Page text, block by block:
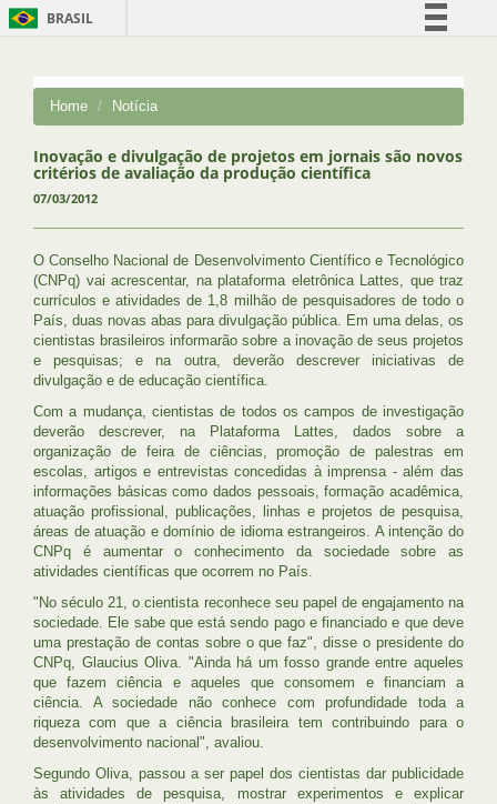
BRASIL
Comunica BR
Acesso à informação
Home Notícia
Inovação e divulgação de projetos em jornais são novos
critérios de avaliação da produção científica
07/03/2012
O Conselho Nacional de Desenvolvimento Científico e Tecnológico
(CNPq) vai acrescentar, na plataforma eletrônica Lattes, que traz
currículos e atividades de 1,8 milhão de pesquisadores de todo o
País, duas novas abas para divulgação pública. Em uma delas, os
cientistas brasileiros informarão sobre a inovação de seus projetos
e pesquisas; e na outra, deverão descrever iniciativas de
divulgação e de educação científica.
Com a mudança, cientistas de todos os campos de investigação
deverão descrever, na Plataforma Lattes, dados sobre a
organização de feira de ciências, promoção de palestras em
escolas, artigos e entrevistas concedidas à imprensa - além das
informações básicas como dados pessoais, formação acadêmica,
atuação profissional, publicações, linhas e projetos de pesquisa,
áreas de atuação e domínio de idioma estrangeiros. A intenção do
CNPq é aumentar o conhecimento da sociedade sobre as
atividades científicas que ocorrem no País.
"No século 21, o cientista reconhece seu papel de engajamento na
sociedade. Ele sabe que está sendo pago e financiado e que deve
uma prestação de contas sobre o que faz", disse o presidente do
CNPq, Glaucius Oliva. "Ainda há um fosso grande entre aqueles
que fazem ciência e aqueles que consomem e financiam a
ciência. A sociedade não conhece com profundidade toda a
riqueza com que a ciência brasileira tem contribuindo para o
desenvolvimento nacional", avaliou.
Segundo Oliva, passou a ser papel dos cientistas dar publicidade
às atividades de pesquisa, mostrar experimentos e explicar